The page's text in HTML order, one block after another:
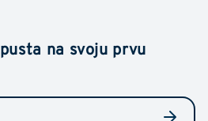
na svoju prvu